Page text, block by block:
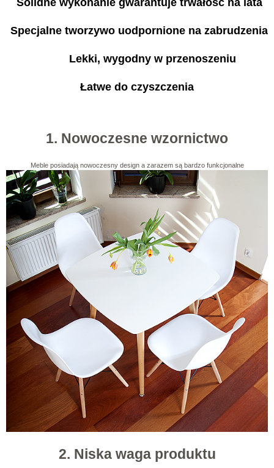
Specjalne tworzywo uodpornione na zabrudzenia
Lekki, wygodny w przenoszeniu
Łatwe do czyszczenia
1. Nowoczesne wzornictwo
Meble posiadają nowoczesny design a zarazem są bardzo funkcjonalne
2. Niska waga produktu